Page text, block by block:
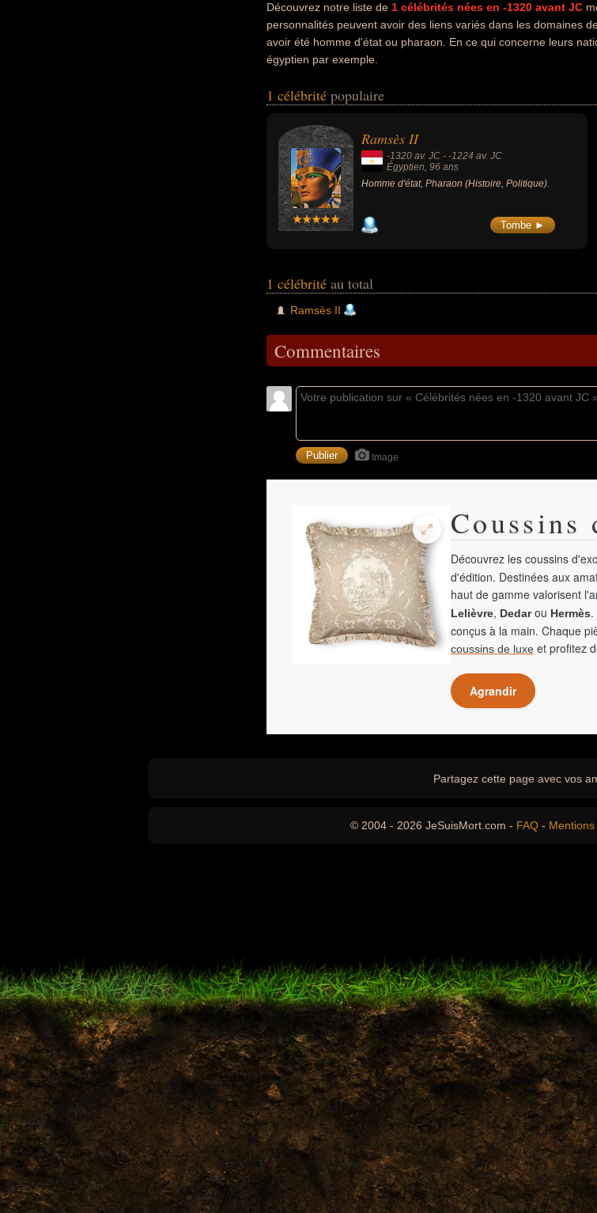
Découvrez notre liste de 1 célébrités nées en -1320 avant JC
personnalités peuvent avoir des liens variés dans les domaines
avoir été homme d'état ou pharaon. En ce qui concerne leurs
égyptien par exemple.
1 célébrité populaire
Ramsès II
-1320 av. JC - -1224 av. JC
Égyptien, 96 ans
Homme d'état, Pharaon (Histoire, Politique).
Tombe ►
1 célébrité au total
Ramsès II
Commentaires
Image
Coussins
Découvrez les coussins
d'édition. Destinées aux
haut de gamme valorisent
Lelièvre, Dedarou Hermès
conçus à la main. Chaque
coussins de luxe et profitez
Agrandir
Partagez cette page avec vos
© 2004 - 2026 JeSuisMort.com - FAQ - Mentions